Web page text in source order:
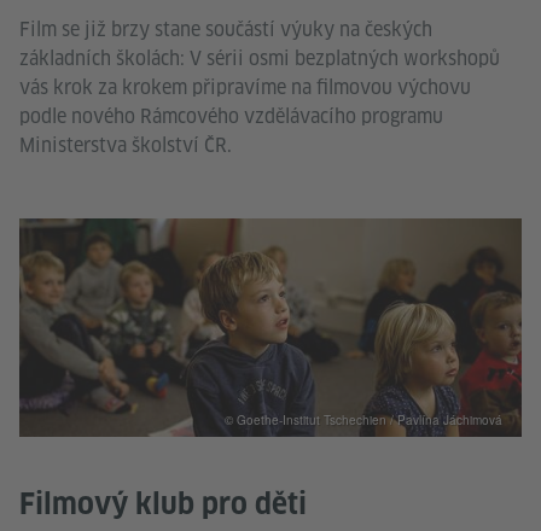
Film se již brzy stane součástí výuky na českých
základních školách: V sérii osmi bezplatných workshopů
vás krok za krokem připravíme na filmovou výchovu
podle nového Rámcového vzdělávacího programu
Ministerstva školství ČR.
Filmový klub pro děti
© Goethe-Institut Tschechien / Pavlína Jáchimová